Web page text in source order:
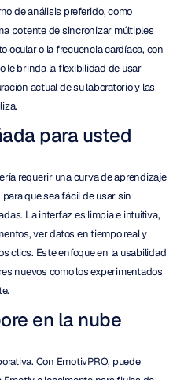
de análisis preferido, como
potente de sincronizar múltiples
ocular o la frecuencia cardíaca, con
le brinda la flexibilidad de usar
actual de su laboratorio y las
para usted
requerir una curva de aprendizaje
que sea fácil de usar sin
La interfaz es limpia e intuitiva,
ver datos en tiempo real y
clics. Este enfoque en la usabilidad
nuevos como los experimentados
en la nube
Con EmotivPRO, puede